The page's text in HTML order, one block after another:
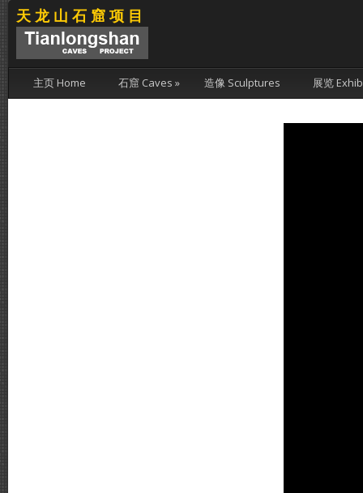
天龙山石窟项目
主页 Home 石窟 Caves » 造像 Sculptures 展览